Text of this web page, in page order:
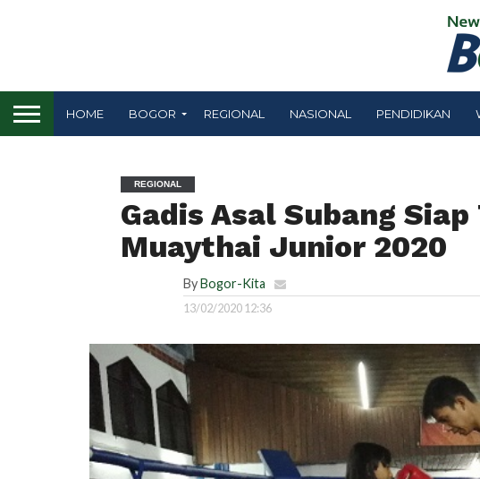
HOME BOGOR REGIONAL NASIONAL PENDIDIKAN
REGIONAL
Gadis Asal Subang
Muaythai Junior 2020
ByBogor-Kita
13/02/2020 12:36